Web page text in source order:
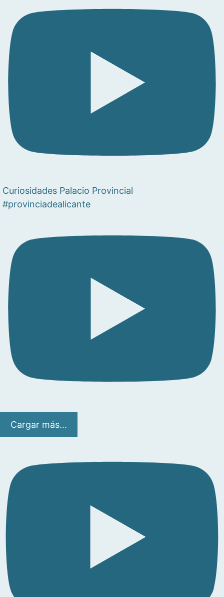
Curiosidades Palacio Provincial
#provinciadealicante
Cargar más...